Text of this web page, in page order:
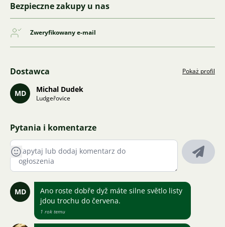
Bezpieczne zakupy u nas
Zweryfikowany e-mail
Dostawca Pokaż profil
MD Michal Dudek
Ludgeřovice
Pytania i komentarze
MD
Ano roste dobře dyž máte silne světlo listy
jdou trochu do červena.
1 rok temu